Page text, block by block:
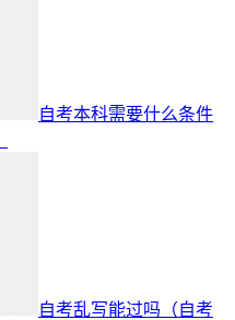
自考本科需要什么条件
自考乱写能过吗（自考